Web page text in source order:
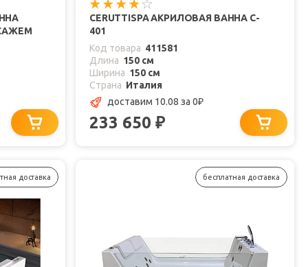
CERUTTISPA АКРИЛОВАЯ ВАННА C-
401
Код товара 411581
Длина 150 см
Ширина 150 см
Страна Италия
доставим 10.08 за 0₽
233 650 ₽
доставка бесплатная доставка